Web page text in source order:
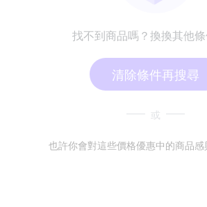
找不到商品嗎？換換其他條
清除條件再搜尋
或
也許你會對這些價格優惠中的商品感